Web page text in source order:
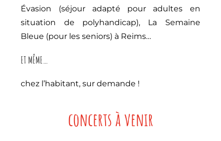
Évasion (séjour adapté pour adultes en
situation de polyhandicap), La Semaine
Bleue (pour les seniors) à Reims…
ET MÊME…
chez l’habitant, sur demande !
concerts à venir